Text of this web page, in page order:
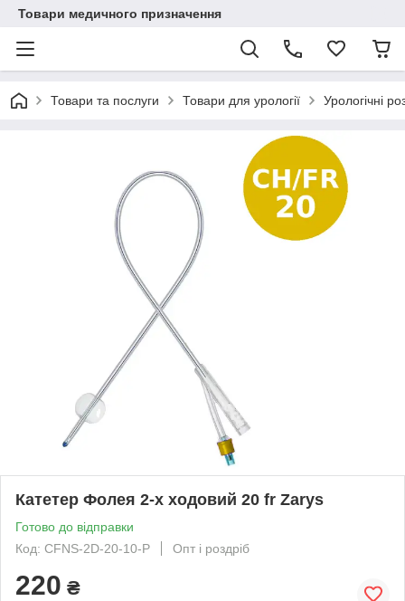
Товари медичного призначення
Товари та послуги Товари для урології Урологічні
Катетер Фолея 2-х ходовий 20 fr Zarys
Готово до відправки
Код: CFNS-2D-20-10-Р
Опт і роздріб
220 ₴